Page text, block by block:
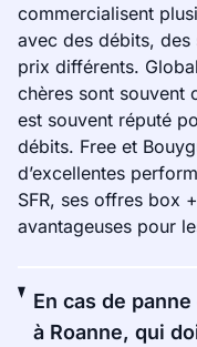
commercialisent
avec des débits,
prix différents.
chères sont souvent
est souvent réputé
débits. Free et
d’excellentes
SFR, ses offres box
avantageuses pour
En cas de
à Roanne, qui